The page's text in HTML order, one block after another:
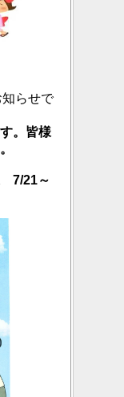
らせで
。皆様
7/21～